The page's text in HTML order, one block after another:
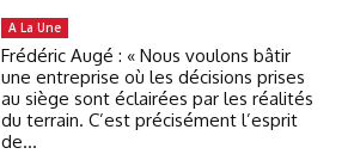
A La Une
Frédéric Augé : « Nous voulons bâtir
une entreprise où les décisions prises
au siège sont éclairées par les réalités
du terrain. C’est précisément l’esprit
de...